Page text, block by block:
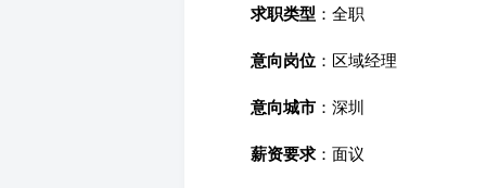
求职类型 ：全职
意向岗位 ：区域经理
意向城市 ：深圳
薪资要求 ：面议